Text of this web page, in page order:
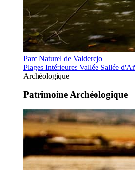
Parc Naturel de Valderejo
Plages Intérieures Vallée Sallée
Archéologique
Patrimoine Archéologique